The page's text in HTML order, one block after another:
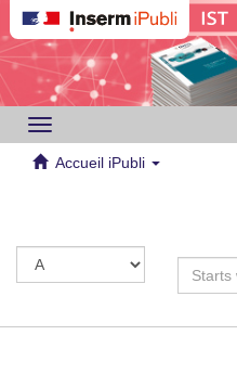
Toggle
navigation
Accueil iPubli